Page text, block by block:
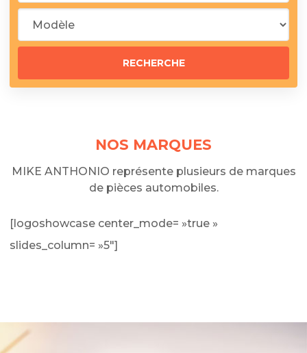
NOS MARQUES
MIKE ANTHONIO représente plusieurs de marques
de pièces automobiles.
[logoshowcase center_mode= »true »
slides_column= »5″]